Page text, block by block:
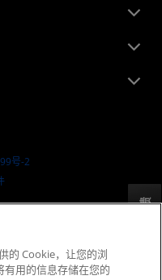
号-2
反馈
的 Cookie，让您的浏
有用的信息存储在您的